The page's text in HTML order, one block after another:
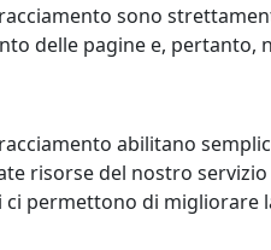
A SOSPENSIONE MEMORIA
458,00 €
sono
delle pagine e, pertanto,
abilitano
risorse del nostro
permettono di migliorare